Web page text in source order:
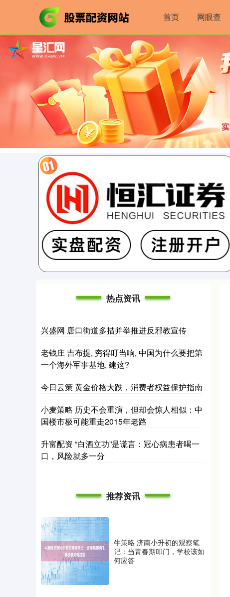
首页 网眼查
热点资讯
兴盛网 唐口街道多措并举推进反邪教宣传
老钱庄 吉布提, 穷得叮当响, 中国为什么要把第
一个海外军事基地, 建这?
今日云策 黄金价格大跌，消费者权益保护指南
小麦策略 历史不会重演，但却会惊人相似：中
国楼市极可能重走2015年老路
升富配资 “白酒立功”是谎言：冠心病患者喝一
口，风险就多一分
推荐资讯
牛策略 济南小升初的观察笔
记：当青春期叩门，学校该如
何应答